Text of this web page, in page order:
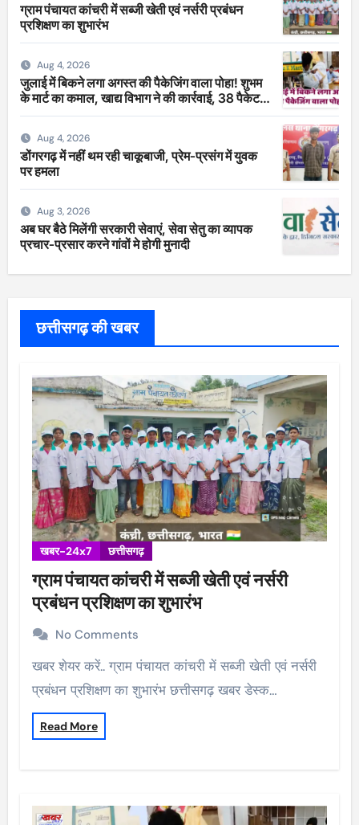
ग्राम पंचायत कांचरी में सब्जी खेती एवं नर्सरी प्रबंधन
प्रशिक्षण का शुभारंभ
Aug 4, 2026
जुलाई में बिकने लगा अगस्त की पैकेजिंग वाला पोहा! शुभम
के मार्ट का कमाल, खाद्य विभाग ने की कार्रवाई, 38 पैकेट
सीज
Aug 4, 2026
डोंगरगढ़ में नहीं थम रही चाकूबाजी, प्रेम-प्रसंग में युवक
पर हमला
Aug 3, 2026
अब घर बैठे मिलेंगी सरकारी सेवाएं, सेवा सेतु का व्यापक
प्रचार-प्रसार करने गांवों मे होगी मुनादी
छत्तीसगढ़ की खबर
खबर-24x7 छत्तीसगढ़
ग्राम पंचायत कांचरी में सब्जी खेती एवं नर्सरी
प्रबंधन प्रशिक्षण का शुभारंभ
No Comments
खबर शेयर करें.. ग्राम पंचायत कांचरी में सब्जी खेती एवं नर्सरी
प्रबंधन प्रशिक्षण का शुभारंभ छत्तीसगढ़ खबर डेस्क…
Read More